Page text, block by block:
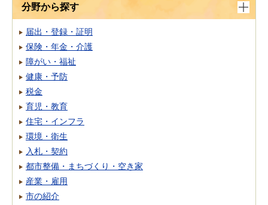
分野から探す
届出・登録・証明
保険・年金・介護
障がい・福祉
健康・予防
税金
育児・教育
住宅・インフラ
環境・衛生
入札・契約
都市整備・まちづくり・空き家
産業・雇用
市の紹介